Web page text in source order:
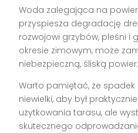
Woda zalegająca na
przyspiesza degradację
rozwojowi grzybów, pleśni i
okresie zimowym, może
niebezpieczną, śliską
Warto pamiętać, że
niewielki, aby był
użytkowania tarasu, ale
skutecznego